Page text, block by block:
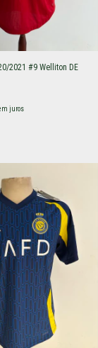
2021 #9 Welliton DE
juros